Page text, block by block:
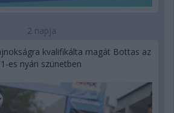
2 napja
kvalifikálta magát Bottas az
es nyári szünetben